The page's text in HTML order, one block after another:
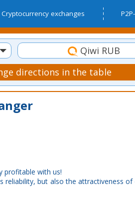
Cryptocurrency exchanges
Qiwi RUB
directions in the table
profitable with us!
but also the attractiveness